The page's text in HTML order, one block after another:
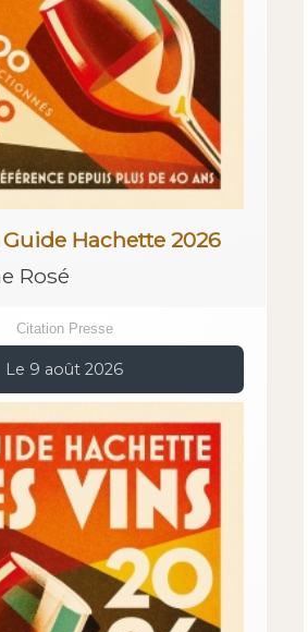
Hachette 2026
Rosé
Citation Presse
Le 9 août 2026